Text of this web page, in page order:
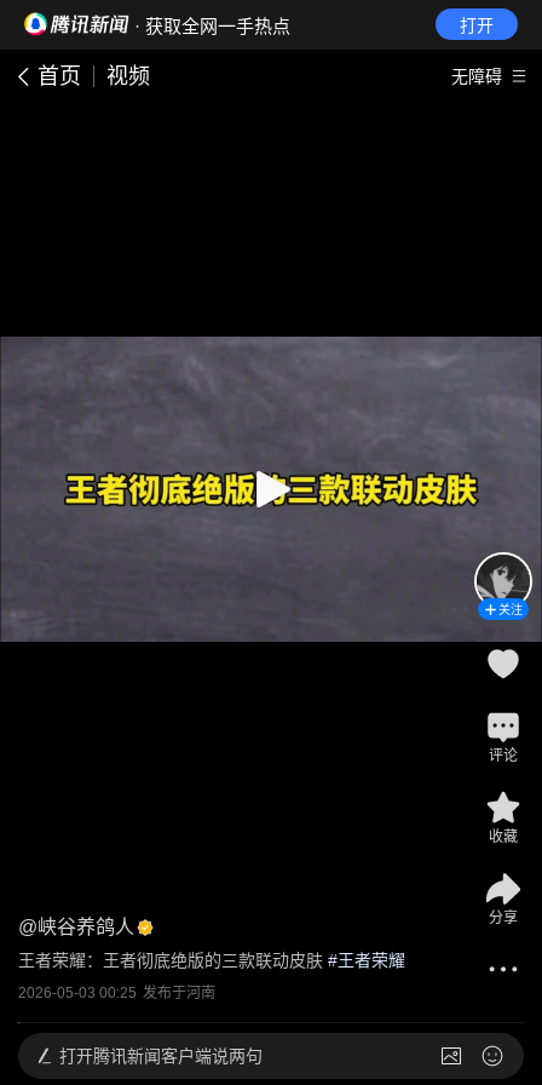
· 获取全网一手热点 打开
首页 视频 无障碍
@峡谷养鸽人
王者荣耀：王者彻底绝版的三款联动皮肤 #王者荣耀
2026-05-03 00:25 发布于河南
关注
评论
收藏
分享
打开腾讯新闻客户端说两句